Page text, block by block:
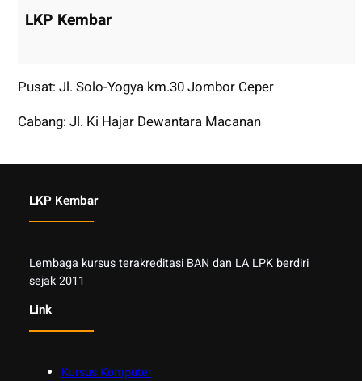
LKP Kembar
Pusat: Jl. Solo-Yogya km.30 Jombor Ceper
Cabang: Jl. Ki Hajar Dewantara Macanan
LKP Kembar
Lembaga kursus terakreditasi BAN dan LA LPK berdiri
sejak 2011
Link
Kursus Komputer